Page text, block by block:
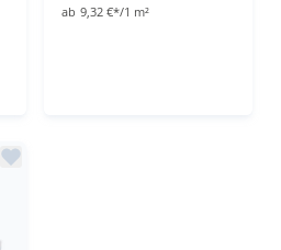
ab 9,32 €*/1 m²